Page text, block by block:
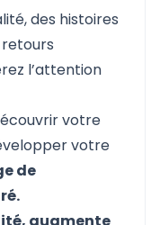
des histoires
l’attention
votre
votre
de